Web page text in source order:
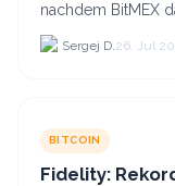
nachdem BitMEX
September 2026
nächste gr...
Sergej D. 26. Jul
BITCOIN
Fidelity: